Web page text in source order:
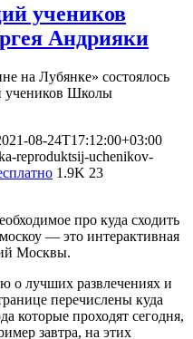
учеников
Андрияки
на Лубянке» состоялось
учеников Школы
08-24T17:12:00+03:00
reproduktsij-uchenikov-
1.9K 23
про куда сходить
— это интерактивная
Москвы.
о лучших развлечениях и
перечислены куда
которые проходят сегодня,
завтра, на этих